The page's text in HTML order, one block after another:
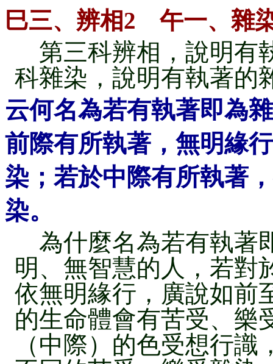
巳三、辨相2 午一、雜
第三科辨相，說明有
科雜染，說明有執著的
云何名為若有執著即為
前際有所執著，無明緣
染；若於中際有所執著
染。
為什麼名為若有執著
明、無智慧的人，若對
依無明緣行，廣說如前
的生命體會有苦受、樂
（中際）的色受想行